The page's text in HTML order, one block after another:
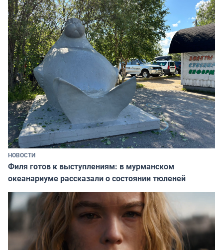
НОВОСТИ
Филя готов к выступлениям: в мурманском
океанариуме рассказали о состоянии тюленей